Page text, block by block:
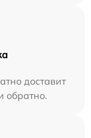
доставит
обратно.